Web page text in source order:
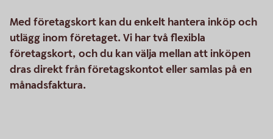
Med företagskort kan du enkelt hantera inköp och
utlägg inom företaget. Vi har två flexibla
företagskort, och du kan välja mellan att inköpen
dras direkt från företagskontot eller samlas på en
månadsfaktura.